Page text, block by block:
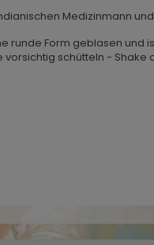
Medizinmann
runde Form geblasen und
schütteln - Shake